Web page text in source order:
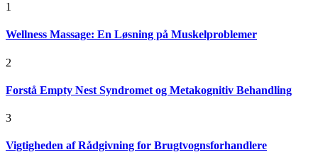
1
Wellness Massage: En Løsning på Muskelproblemer
2
Forstå Empty Nest Syndromet og Metakognitiv Behandling
3
Vigtigheden af Rådgivning for Brugtvognsforhandlere